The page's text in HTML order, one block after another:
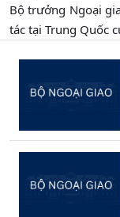
Bộ trưởng Ngoại
tác tại Trung Quốc